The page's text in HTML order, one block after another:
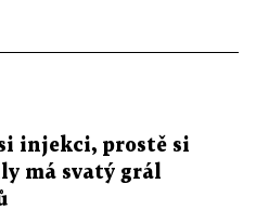
injekci, prostě si
má svatý grál